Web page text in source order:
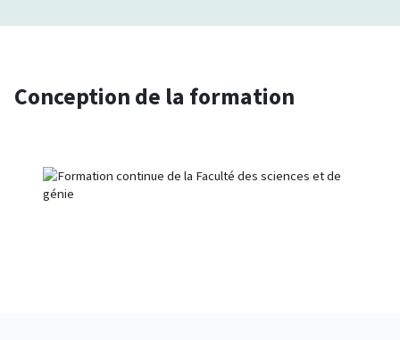
Conception de la formation